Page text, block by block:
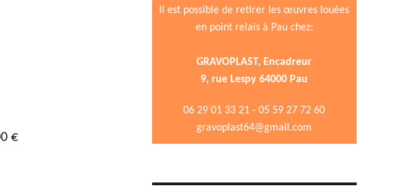
€
Il est possible de retirer les œuvres louées
en point relais à Pau chez:
GRAVOPLAST, Encadreur
9, rue Lespy 64000 Pau
06 29 01 33 21 - 05 59 27 72 60
gravoplast64@gmail.com